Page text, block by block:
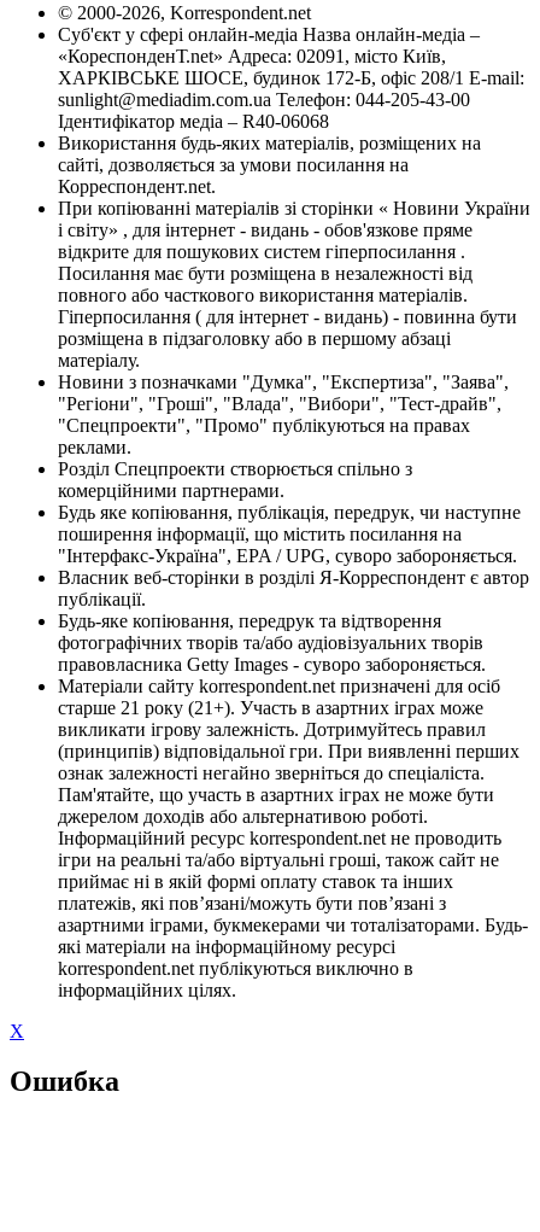
© 2000-2026, Korrespondent.net
Суб'єкт у сфері онлайн-медіа Назва онлайн-медіа –
«КореспонденТ.net» Адреса: 02091, місто Київ,
ХАРКІВСЬКЕ ШОСЕ, будинок 172-Б, офіс 208/1 E-mail:
sunlight@mediadim.com.ua Телефон: 044-205-43-00
Ідентифікатор медіа – R40-06068
Використання будь-яких матеріалів, розміщених на
сайті, дозволяється за умови посилання на
Корреспондент.net.
При копіюванні матеріалів зі сторінки « Новини України
і світу» , для інтернет - видань - обов'язкове пряме
відкрите для пошукових систем гіперпосилання .
Посилання має бути розміщена в незалежності від
повного або часткового використання матеріалів.
Гіперпосилання ( для інтернет - видань) - повинна бути
розміщена в підзаголовку або в першому абзаці
матеріалу.
Новини з позначками "Думка", "Експертиза", "Заява",
"Регіони", "Гроші", "Влада", "Вибори", "Тест-драйв",
"Спецпроекти", "Промо" публікуються на правах
реклами.
Розділ Спецпроекти створюється спільно з
комерційними партнерами.
Будь яке копіювання, публікація, передрук, чи наступне
поширення інформації, що містить посилання на
"Інтерфакс-Україна", EPA / UPG, суворо забороняється.
Власник веб-сторінки в розділі Я-Корреспондент є автор
публікації.
Будь-яке копіювання, передрук та відтворення
фотографічних творів та/або аудіовізуальних творів
правовласника Getty Images - суворо забороняється.
Матеріали сайту korrespondent.net призначені для осіб
старше 21 року (21+). Участь в азартних іграх може
викликати ігрову залежність. Дотримуйтесь правил
(принципів) відповідальної гри. При виявленні перших
ознак залежності негайно зверніться до спеціаліста.
Пам'ятайте, що участь в азартних іграх не може бути
джерелом доходів або альтернативою роботі.
Інформаційний ресурс korrespondent.net не проводить
ігри на реальні та/або віртуальні гроші, також сайт не
приймає ні в якій формі оплату ставок та інших
платежів, які пов’язані/можуть бути пов’язані з
азартними іграми, букмекерами чи тоталізаторами. Будь-
які матеріали на інформаційному ресурсі
korrespondent.net публікуються виключно в
інформаційних цілях.
X
Ошибка